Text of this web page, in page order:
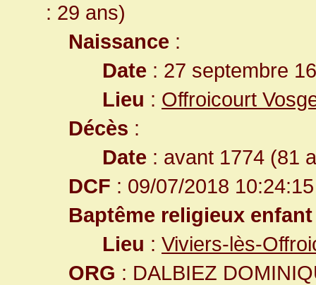
: 29 ans)
Naissance :
Date : 27 septembre
Lieu : Offroicourt
Décès :
Date : avant 1774 (81
DCF : 09/07/2018 10:24:15
Baptême religieux enfant
Lieu : Viviers-lès-
ORG : DALBIEZ